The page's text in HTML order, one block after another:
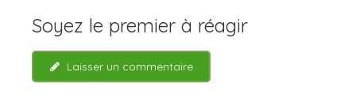
Soyez le premier à réagir
Laisser un commentaire